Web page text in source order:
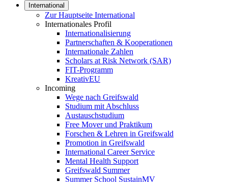
International
Zur Hauptseite International
Internationales Profil
Internationalisierung
Partnerschaften & Kooperationen
Internationale Zahlen
Scholars at Risk Network (SAR)
FIT-Programm
KreativEU
Incoming
Wege nach Greifswald
Studium mit Abschluss
Austauschstudium
Free Mover und Praktikum
Forschen & Lehren in Greifswald
Promotion in Greifswald
International Career Service
Mental Health Support
Greifswald Summer
Summer School SustainMV